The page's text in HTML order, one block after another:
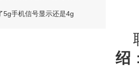
绍
5g手机信号显示还是4g